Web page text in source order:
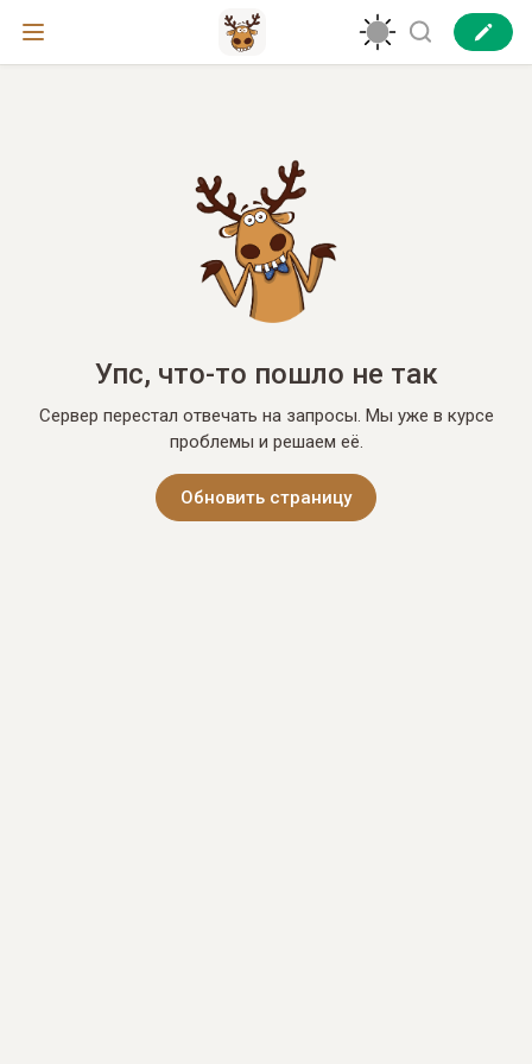
Упс, что-то пошло не так
Сервер перестал отвечать на запросы. Мы уже в курсе
проблемы и решаем её.
Обновить страницу